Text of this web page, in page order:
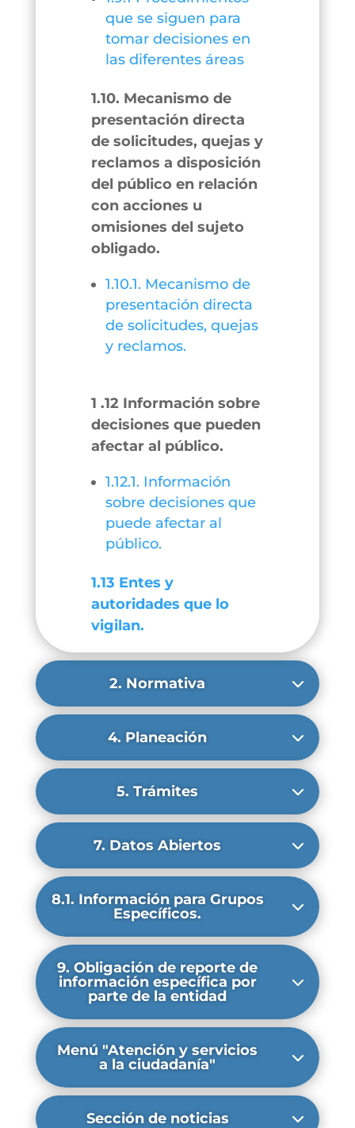
que se siguen para
tomar decisiones en
las diferentes áreas
1.10. Mecanismo de
presentación directa
de solicitudes, quejas y
reclamos a disposición
del público en relación
con acciones u
omisiones del sujeto
obligado.
1.10.1. Mecanismo de
presentación directa
de solicitudes, quejas
y reclamos.
1 .12 Información sobre
decisiones que pueden
afectar al público.
1.12.1. Información
sobre decisiones que
puede afectar al
público.
1.13 Entes y
autoridades que lo
vigilan.
2. Normativa
4. Planeación
5. Trámites
7. Datos Abiertos
8.1. Información para Grupos
Específicos.
9. Obligación de reporte de
información específica por
parte de la entidad
Menú "Atención y servicios
a la ciudadanía"
Sección de noticias